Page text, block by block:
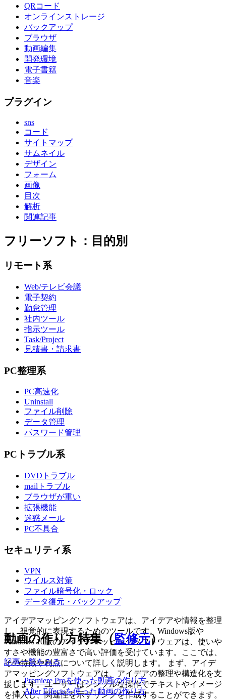
QRコード
オンラインストレージ
バックアップ
ブラウザ
動画編集
開発環境
電子書籍
音楽
プラグイン
sns
コード
サイトマップ
サムネイル
デザイン
フォーム
画像
目次
解析
関連記事
フリーソフト：目的別
リモート系
Web/テレビ会議
電子契約
勤怠管理
社内ツール
指示ツール
Task/Project
見積書・請求書
PC整理系
PC高速化
Uninstall
ファイル削除
データ管理
パスワード管理
PCトラブル系
DVDトラブル
mailトラブル
ブラウザが重い
拡張機能
迷惑メール
PC不具合
セキュリティ系
VPN
ウイルス対策
ファイル暗号化・ロック
データ復元・バックアップ
アイデアマッピングソフトウェアは、アイデアや情報を整理
し、視覚的に表現するためのツールです。Windows版や
Windows 10版のアイデアマッピングソフトウェアは、使いや
すさや機能の豊富さで高い評価を受けています。ここでは、
その特徴や利点について詳しく説明します。 まず、アイデ
アマッピングソフトウェアは、アイデアの整理や構造化を支
援します。ユーザーはシンプルな操作でテキストやイメージ
を挿入し、関連性を示すリンクを作成することができます。
動画の作り方特集（監修元）
記事一覧をみる
Premiere Proを使った動画の作り方
After Effectsを使った動画の作り方